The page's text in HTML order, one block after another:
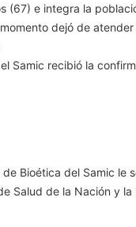
(67) e integra la
dejó de
Samic recibió la
Bioética del Samic
Salud de la Nación y la